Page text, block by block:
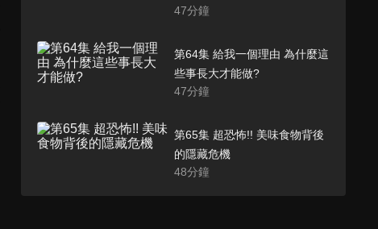
47分鐘
第64集 給我一個理由 為什麼這
些事長大才能做?
47分鐘
第65集 超恐怖!! 美味食物背後
的隱藏危機
48分鐘